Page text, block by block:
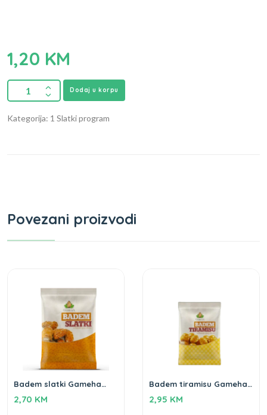
1,20 KM
Dodaj u korpu
Kategorija: 1 Slatki program
Povezani proizvodi
Badem slatki Gameha
2,70 KM
Badem tiramisu Gameha
2,95 KM